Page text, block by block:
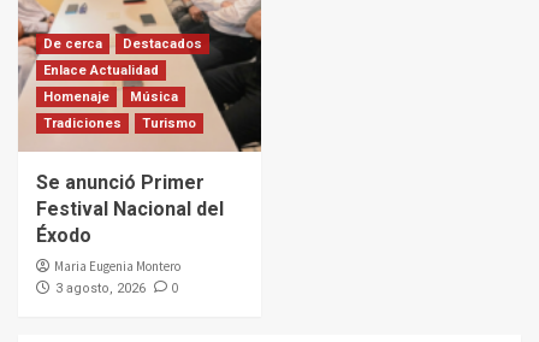
De cerca
Destacados
Enlace Actualidad
Homenaje
Música
Tradiciones
Turismo
Se anunció Primer
Festival Nacional del
Éxodo
Maria Eugenia Montero
3 agosto, 2026 0